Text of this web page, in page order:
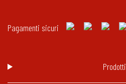
Pagamenti sicuri
Prodotti